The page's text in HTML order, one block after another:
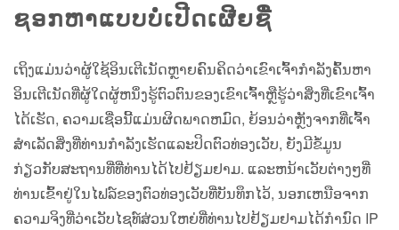
ຊອກຫາແບບບໍ່ເປີດເຜີຍຊື່
ເຖິງແມ່ນວ່າຜູ້ໃຊ້ອິນເຕີເນັດຫຼາຍຄົນຄິດວ່າເຂົາເຈົ້າກໍາລັງຄົ້ນຫາ
ອິນເຕີເນັດທີ່ຜູ້ໃດຜູ້ຫນຶ່ງຮູ້ຕົວຕົນຂອງເຂົາເຈົ້າຫຼືຮູ້ວ່າສິ່ງທີ່ເຂົາເຈົ້າ
ໄດ້ເຮັດ, ຄວາມເຊື່ອນີ້ແມ່ນຜິດພາດຫມົດ, ຍ້ອນວ່າຫຼັງຈາກທີ່ເຈົ້າ
ສໍາເລັດສິ່ງທີ່ທ່ານກໍາລັງເຮັດແລະປິດຕົວທ່ອງເວັບ, ຍັງມີຂໍ້ມູນ
ກ່ຽວກັບສະຖານທີ່ທີ່ທ່ານໄດ້ໄປຢ້ຽມຢາມ. ແລະຫນ້າເວັບຕ່າງໆທີ່
ທ່ານເຂົ້າຢູ່ໃນໄຟລ໌ຂອງຕົວທ່ອງເວັບທີ່ບັນທຶກໄວ້, ນອກເຫນືອຈາກ
ຄວາມຈິງທີ່ວ່າເວັບໄຊທ໌ສ່ວນໃຫຍ່ທີ່ທ່ານໄປຢ້ຽມຢາມໄດ້ກໍານົດ IP